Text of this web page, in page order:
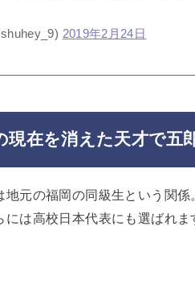
2019年2月24日
現在を消えた天才で五
地元の福岡の同級生という関
は高校日本代表にも選ばれま